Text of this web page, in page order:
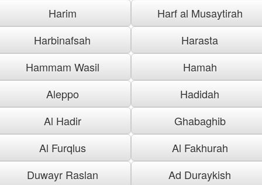
Harim
Harf al Musaytirah
Harbinafsah
Harasta
Hammam Wasil
Hamah
Aleppo
Hadidah
Al Hadir
Ghabaghib
Al Furqlus
Al Fakhurah
Duwayr Raslan
Ad Duraykish